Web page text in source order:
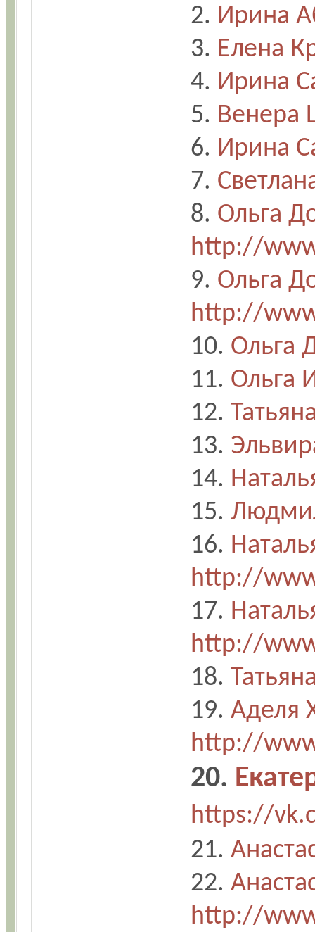
2. Ирина
3. Елена
4. Ирина
5. Венера
6. Ирина
7.
8. Ольга
http://
9. Ольга
http://
10. Ольга
11. Ольга
12.
13.
14.
15.
16.
http://
17.
http://
18.
19. Аделя
http://
20.
https://
21.
22.
http://